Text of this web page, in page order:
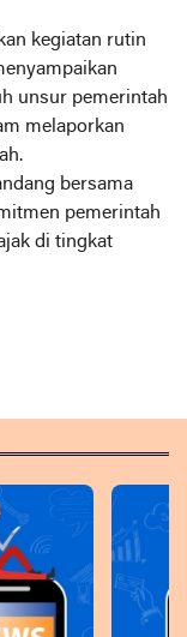
kegiatan rutin
unsur pemerintah
melaporkan
bersama
pemerintah
di tingkat